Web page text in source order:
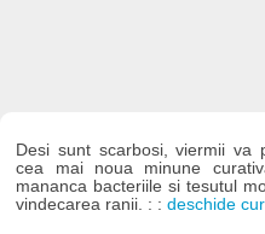
Desi sunt scarbosi, viermii va
cea mai noua minune
mananca bacteriile si tesutul
vindecarea ranii. : :deschide